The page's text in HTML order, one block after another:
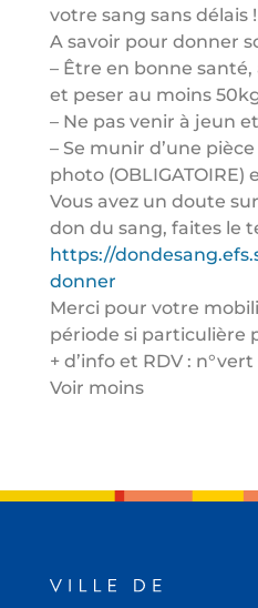
votre sang sans délais !
A savoir pour donner
– Être en bonne santé,
et peser au moins
– Ne pas venir à jeun
– Se munir d’une
photo (OBLIGATOIRE)
Vous avez un doute
don du sang, faites le
https://
donner
Merci pour votre
période si particulière
+ d’info et RDV :
Voir moins